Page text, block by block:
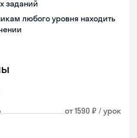
заданий
любого уровня находить
от 1590 ₽ / урок